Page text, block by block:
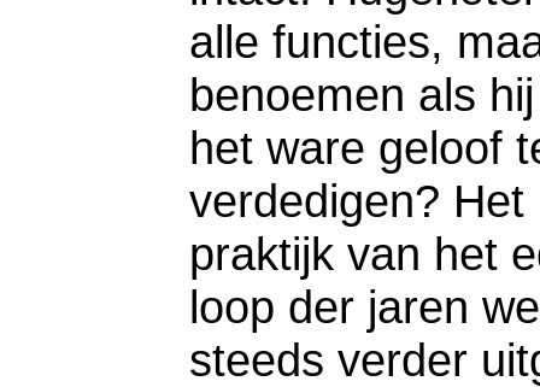
alle functies,
benoemen als
het ware geloof
verdedigen?
praktijk van het
loop der jaren
steeds verder